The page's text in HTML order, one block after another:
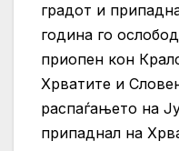
градот и
година го
приопен кон
Хрватите и
распаѓањето на
припаднал на